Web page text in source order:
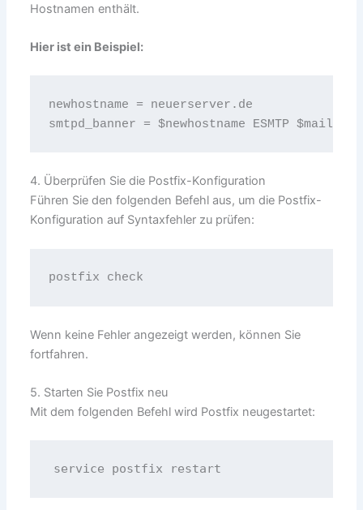
Hostnamen enthält.
Hier ist ein Beispiel:
newhostname = neuerserver.de
smtpd_banner = $newhostname ESMTP
4. Überprüfen Sie die Postfix-Konfiguration
Führen Sie den folgenden Befehl aus, um die Postfix-
Konfiguration auf Syntaxfehler zu prüfen:
postfix check
Wenn keine Fehler angezeigt werden, können Sie
fortfahren.
5. Starten Sie Postfix neu
Mit dem folgenden Befehl wird Postfix neugestartet:
service postfix restart